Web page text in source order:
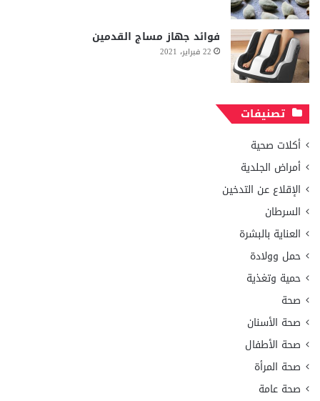
فوائد جهاز مساج القدمين
22 فبراير، 2021
تصنيفات
أكلات صحية
أمراض الجلدية
الإقلاع عن التدخين
السرطان
العناية بالبشرة
حمل وولادة
حمية وتغذية
صحة
صحة الأسنان
صحة الأطفال
صحة المرأة
صحة عامة